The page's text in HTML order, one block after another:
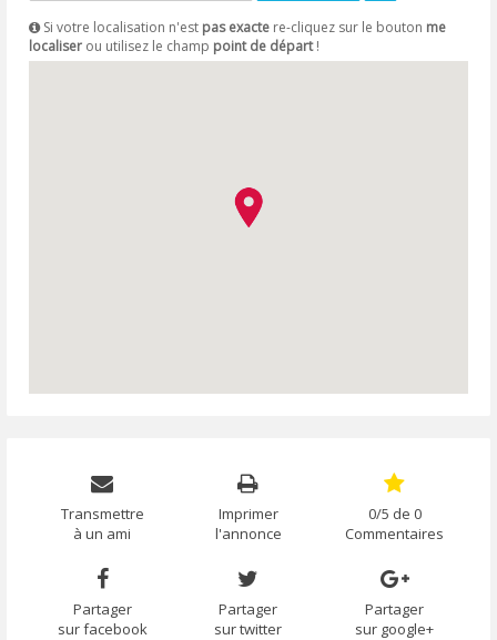
Si votre localisation n'est pas exacte re-cliquez sur le bouton me
localiser ou utilisez le champ point de départ!
Transmettre
à un ami
Imprimer
l'annonce
0/5 de 0
Commentaires
Partager
sur facebook
Partager
sur twitter
Partager
sur google+